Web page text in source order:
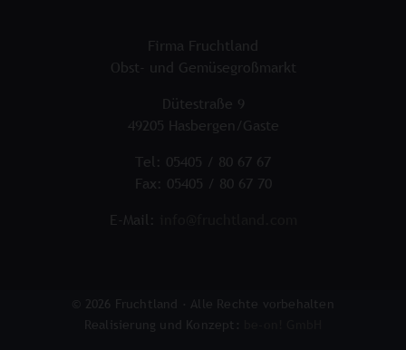
Firma Fruchtland
Obst- und Gemüsegroßmarkt
Dütestraße 9
49205 Hasbergen/Gaste
Tel: 05405 / 80 67 67
Fax: 05405 / 80 67 70
E-Mail:
© 2026 Fruchtland · Alle Rechte vorbehalten
Realisierung und Konzept: